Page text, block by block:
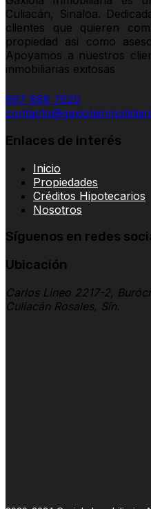
Culiacán, Sinaloa.
clientes que quieren
propiedad asi como
Apoyamos a nuestros
inmobiliarias exitosas
667 688 7620
Enlaces de interés
Inicio
Propiedades
Créditos Hipotecarios
Nosotros
Síguenos en redes
Ubicación
Carlos Lineo 2217-2,
Culiacán Rosales, Sin.